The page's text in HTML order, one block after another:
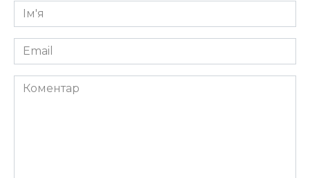
Ім'я
*
Email
*
Коментар